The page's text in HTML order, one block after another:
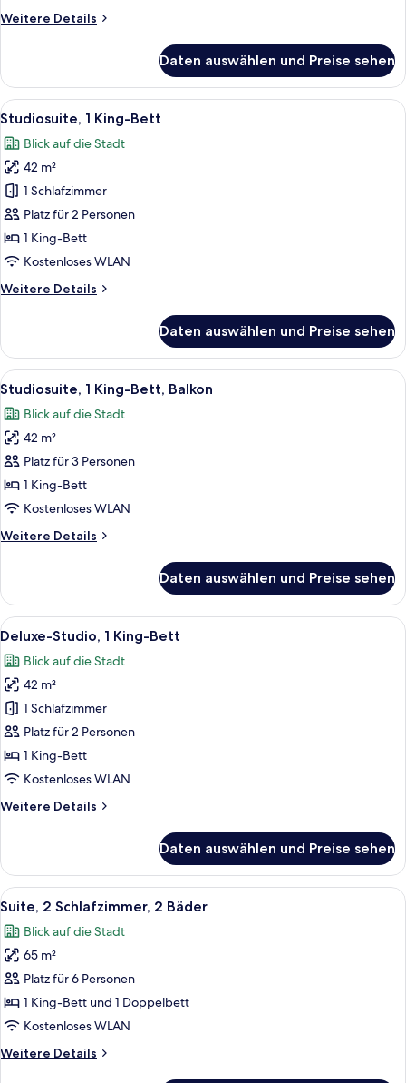
Weitere Details
Weitere
1 King-
Bett,
barrierefrei
Daten auswählen und Preise sehen
Alle
Fotos
für
Studiosuite,
1 King-
Bett
anzeigen
Ein Hotelzimmer mit Bett,
10
Studiosuite, 1 King-Bett
Blick auf die Stadt
42 m²
1 Schlafzimmer
Platz für 2 Personen
1 King-Bett
Kostenloses WLAN
Weitere Details
Weitere
1 King-
Bett
Daten auswählen und Preise sehen
Alle
Fotos
für
Studiosuite,
1 King-
Bett,
Balkon
Ein Hotelzimmer mit einem großen
10
Studiosuite, 1 King-Bett, Balkon
Blick auf die Stadt
42 m²
Platz für 3 Personen
1 King-Bett
Kostenloses WLAN
Weitere Details
Weitere
1 King-
Bett,
Balkon
Daten auswählen und Preise sehen
Alle
Fotos
für
Deluxe-
Studio,
1 King-
Bett
anzeigen
Ein Hotelzimmer mit Bett,
10
Deluxe-Studio, 1 King-Bett
Blick auf die Stadt
42 m²
1 Schlafzimmer
Platz für 2 Personen
1 King-Bett
Kostenloses WLAN
Weitere Details
Weitere
Studio,
1 King-
Bett
Daten auswählen und Preise sehen
Alle
Fotos
für
Suite,
2 Schlafzimmer,
2
Bäder
Ein modernes Wohnzimmer mit
7
Suite, 2 Schlafzimmer, 2 Bäder
Blick auf die Stadt
65 m²
Platz für 6 Personen
1 King-Bett und 1 Doppelbett
Kostenloses WLAN
Weitere Details
Weitere